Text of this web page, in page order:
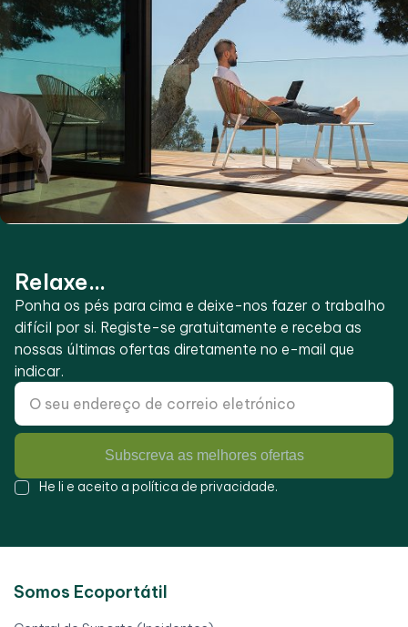
Relaxe...
Ponha os pés para cima e deixe-nos fazer o trabalho
difícil por si. Registe-se gratuitamente e receba as
nossas últimas ofertas diretamente no e-mail que
indicar.
Subscreva as melhores ofertas
He li e aceito a política de privacidade.
Somos Ecoportátil